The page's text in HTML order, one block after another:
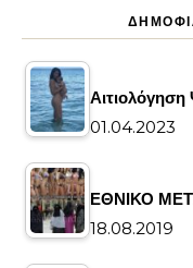
01.04.2023
ΕΘΝΙΚΟ
18.08.2019